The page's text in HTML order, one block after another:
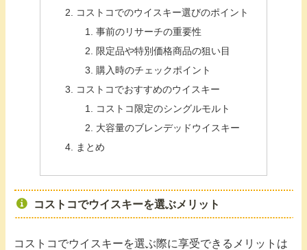
コストコでのウイスキー選びのポイント
事前のリサーチの重要性
限定品や特別価格商品の狙い目
購入時のチェックポイント
コストコでおすすめのウイスキー
コストコ限定のシングルモルト
大容量のブレンデッドウイスキー
まとめ
コストコでウイスキーを選ぶメリット
コストコでウイスキーを選ぶ際に享受できるメリットは